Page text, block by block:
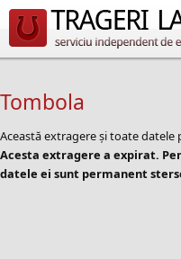
Tombola
Această extragere și toate
Acesta extragere a expirat.
datele ei sunt permanent